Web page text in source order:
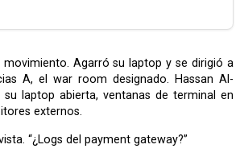
A, el war room designado. Hassan Al-
su laptop abierta, ventanas de terminal en
externos.
“¿Logs del payment gateway?”